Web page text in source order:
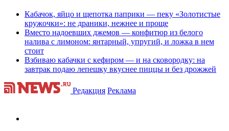
Кабачок, яйцо и щепотка паприки — пеку «Золотистые
кружочки»: не драники, нежнее и проще
Вместо надоевших джемов — конфитюр из белого
налива с лимоном: янтарный, упругий, и ложка в нем
стоит
Взбиваю кабачки с кефиром — и на сковородку: на
завтрак подаю лепешку вкуснее пиццы и без дрожжей
Редакция Реклама